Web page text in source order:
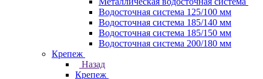
Водосточная система 125/100 мм
Водосточная система 185/140 мм
Водосточная система 185/150 мм
Водосточная система 200/180 мм
Крепеж
Назад
Крепеж